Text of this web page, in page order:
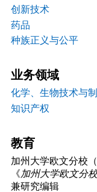
创新技术
药品
种族正义与公平
业务领域
化学、生物技术与
知识产权
教育
加州大学欧文分校（
《 加州大学欧文分
兼研究编辑